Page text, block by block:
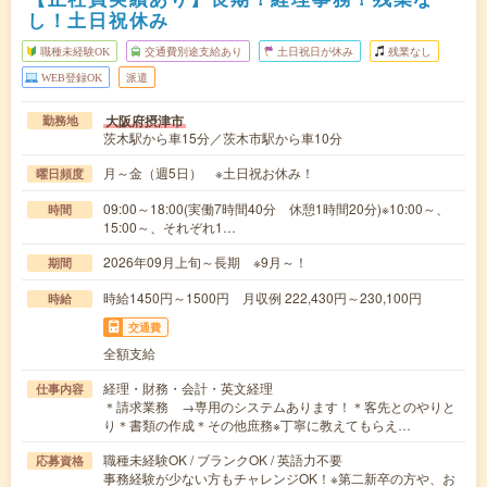
し！土日祝休み
職種未経験OK 交通費別途支給あり 土日祝日が休み 残業なし
WEB登録OK 派遣
勤務地 大阪府摂津市
茨木駅から車15分／茨木市駅から車10分
曜日頻度 月～金（週5日） ※土日祝お休み！
時間
09:00～18:00(実働7時間40分 休憩1時間20分)※10:00～、
15:00～、それぞれ1…
期間 2026年09月上旬～長期 ※9月～！
時給 時給1450円～1500円 月収例 222,430円～230,100円
交通費
全額支給
仕事内容
経理・財務・会計・英文経理
＊請求業務 →専用のシステムあります！＊客先とのやりと
り＊書類の作成＊その他庶務※丁寧に教えてもらえ…
応募資格
職種未経験OK / ブランクOK / 英語力不要
事務経験が少ない方もチャレンジOK！※第二新卒の方や、お